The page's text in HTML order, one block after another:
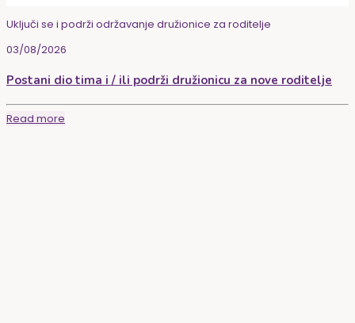
Uključi se i podrži održavanje družionice za roditelje
03/08/2026
Postani dio tima i / ili podrži družionicu za nove roditelje
Read more